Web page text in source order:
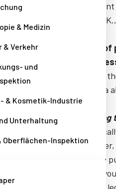
& Medizin
& Verkehr
und
& Kosmetik-Industrie
Unterhaltung
Oberflächen-Inspektion
file a
Copenhagen
Categories
for the
In relation to
personal data
When visiting
More
your
Website. The
relevant for